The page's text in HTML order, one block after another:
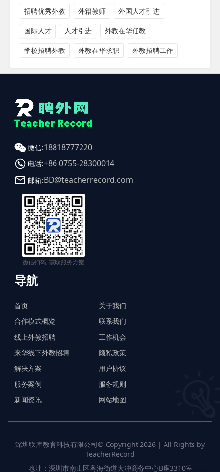
招聘优秀外教 外籍教师 外国人才引进
国际人才 人才引进 外教在华任教
学校招聘外教 外教在华求职 外教招聘工作
微信:18818777220
电话:+86 0755-28300014
邮箱:BD@teacherrecord.com
微信扫码, 获取服务方案
导航
首页
合作模式概览
线上外教招聘
来华线下外教招聘
解决方案
服务案例
新闻资讯
关于我们
联系我们
工作机会
隐私政策
用户协议
服务规则
网站地图
深圳联库教育科技有限公司© Copyright 2026 | All Rights by
TeacherRecord
地址：深圳市南山区粤海街道大冲商务中心B座3310室